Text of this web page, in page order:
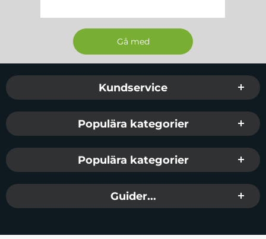
Sidfot Blandad info och länkar
Kundservice
Populära kategorier
Populära kategorier
Guider...